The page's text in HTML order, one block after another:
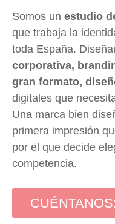
Somos un estudio
que trabaja la
toda España.
corporativa,
gran formato,
digitales que
Una marca bien
primera impresión
por el que decide
competencia.